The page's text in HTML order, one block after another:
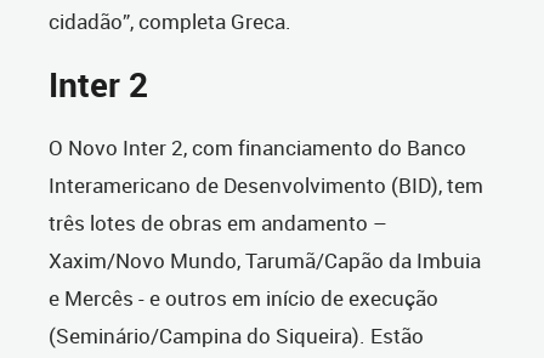
cidadão”, completa Greca.
Inter 2
O Novo Inter 2, com financiamento do Banco
Interamericano de Desenvolvimento (BID), tem
três lotes de obras em andamento –
Xaxim/Novo Mundo, Tarumã/Capão da Imbuia
e Mercês - e outros em início de execução
(Seminário/Campina do Siqueira). Estão